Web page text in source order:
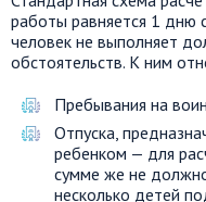
работы равняется 1 дню
человек не выполняет
обстоятельств. К ним
Пребывания на
Отпуска,
ребенком — для
сумме же не
несколько детей